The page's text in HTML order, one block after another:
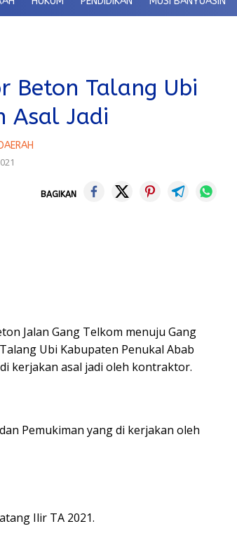
Beton Talang Ubi
Asal Jadi
DAERAH
BAGIKAN
Jalan Gang Telkom menuju Gang
Ubi Kabupaten Penukal Abab
kerjakan asal jadi oleh kontraktor.
Pemukiman yang di kerjakan oleh
Ilir TA 2021.